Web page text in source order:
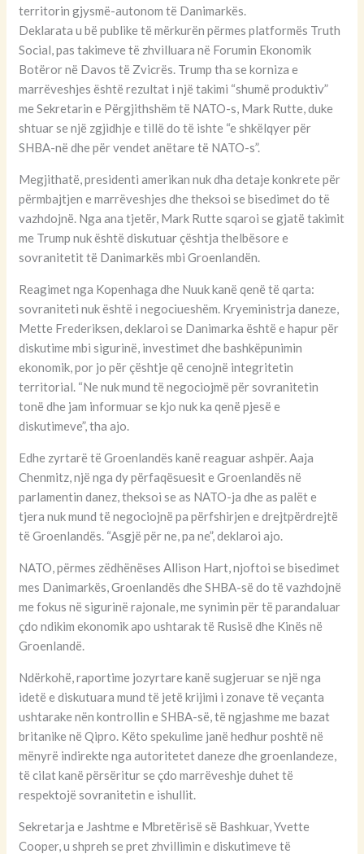
territorin gjysmë-autonom të Danimarkës.
Deklarata u bë publike të mërkurën përmes platformës Truth
Social, pas takimeve të zhvilluara në Forumin Ekonomik
Botëror në Davos të Zvicrës. Trump tha se korniza e
marrëveshjes është rezultat i një takimi “shumë produktiv”
me Sekretarin e Përgjithshëm të NATO-s, Mark Rutte, duke
shtuar se një zgjidhje e tillë do të ishte “e shkëlqyer për
SHBA-në dhe për vendet anëtare të NATO-s”.
Megjithatë, presidenti amerikan nuk dha detaje konkrete për
përmbajtjen e marrëveshjes dhe theksoi se bisedimet do të
vazhdojnë. Nga ana tjetër, Mark Rutte sqaroi se gjatë takimit
me Trump nuk është diskutuar çështja thelbësore e
sovranitetit të Danimarkës mbi Groenlandën.
Reagimet nga Kopenhaga dhe Nuuk kanë qenë të qarta:
sovraniteti nuk është i negociueshëm. Kryeministrja daneze,
Mette Frederiksen, deklaroi se Danimarka është e hapur për
diskutime mbi sigurinë, investimet dhe bashkëpunimin
ekonomik, por jo për çështje që cenojnë integritetin
territorial. “Ne nuk mund të negociojmë për sovranitetin
tonë dhe jam informuar se kjo nuk ka qenë pjesë e
diskutimeve”, tha ajo.
Edhe zyrtarë të Groenlandës kanë reaguar ashpër. Aaja
Chenmitz, një nga dy përfaqësuesit e Groenlandës në
parlamentin danez, theksoi se as NATO-ja dhe as palët e
tjera nuk mund të negociojnë pa përfshirjen e drejtpërdrejtë
të Groenlandës. “Asgjë për ne, pa ne”, deklaroi ajo.
NATO, përmes zëdhënëses Allison Hart, njoftoi se bisedimet
mes Danimarkës, Groenlandës dhe SHBA-së do të vazhdojnë
me fokus në sigurinë rajonale, me synimin për të parandaluar
çdo ndikim ekonomik apo ushtarak të Rusisë dhe Kinës në
Groenlandë.
Ndërkohë, raportime jozyrtare kanë sugjeruar se një nga
idetë e diskutuara mund të jetë krijimi i zonave të veçanta
ushtarake nën kontrollin e SHBA-së, të ngjashme me bazat
britanike në Qipro. Këto spekulime janë hedhur poshtë në
mënyrë indirekte nga autoritetet daneze dhe groenlandeze,
të cilat kanë përsëritur se çdo marrëveshje duhet të
respektojë sovranitetin e ishullit.
Sekretarja e Jashtme e Mbretërisë së Bashkuar, Yvette
Cooper, u shpreh se pret zhvillimin e diskutimeve të